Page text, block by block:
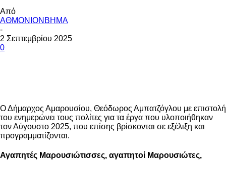
Από
ΑΘΜΟΝΙΟΝΒΗΜΑ
-
2 Σεπτεμβρίου 2025
0
Ο Δήμαρχος Αμαρουσίου, Θεόδωρος Αμπατζόγλου με επιστολή
του ενημερώνει τους πολίτες για τα έργα που υλοποιήθηκαν
τον Αύγουστο 2025, που επίσης βρίσκονται σε εξέλιξη και
προγραμματίζονται.
Αγαπητές Μαρουσιώτισσες, αγαπητοί Μαρουσιώτες,